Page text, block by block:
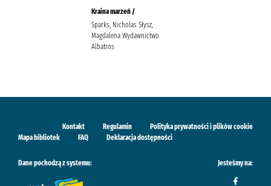
Kraina marzeń /
Sparks, Nicholas Słysz,
Magdalena Wydawnictwo
Albatros
Kontakt Regulamin
Polityka prywatności i plików cookie
Mapa bibliotek
FAQ Deklaracja dostępności
Dane pochodzą z systemu: Jesteśmy na: